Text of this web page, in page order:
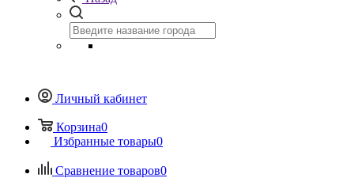
Личный кабинет
Корзина0
Избранные товары0
Сравнение товаров0